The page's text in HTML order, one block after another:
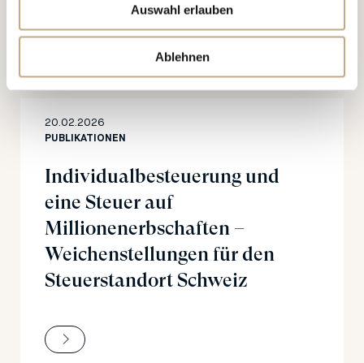
Auswahl erlauben
Ablehnen
20.02.2026
PUBLIKATIONEN
Individualbesteuerung und
eine Steuer auf
Millionenerbschaften –
Weichenstellungen für den
Steuerstandort Schweiz